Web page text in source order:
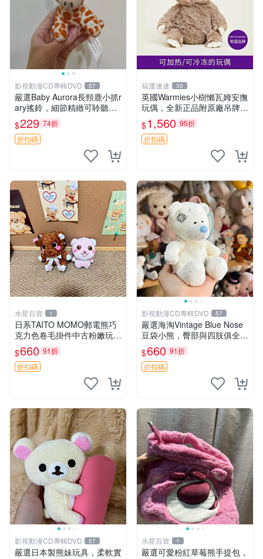
影視動漫CD專輯DVD 57
嚴選Baby Aurora長頸鹿小抓r
ary搖鈴，細節精緻可聆聽清
脆鈴音 軟萌可愛 定制紀念 金
屬搖鈴 新手媽咪推薦 長頸鹿
抓rary 搖鈴
$229 74折
折扣碼
福運連連 30
英國Warmies小樹懶瓦姆安撫
玩偶，全新正品附原廠吊牌與
防塵袋，內藏薰衣草可加熱，
適合各個年齡層，冷暖兩用享
受抱抱樂趣，不容錯過嚴選好
$1,560 95折
折扣碼
水星百貨 1
日系TAITO MOMO郵電熊巧
克力色卷毛掛件中古粉嫩玩偶
微瑕推薦 postpet momo 郵
電熊 中古玩偶
$660 91折
折扣碼
影視動漫CD專輯DVD 57
嚴選海淘Vintage Blue Nose
豆袋小熊，臀部與四肢俱全，
坐高11公分，附原盒與吊牌
收藏。藍鼻子小熊，值得擁有
玩具 憶熊
$660 91折
折扣碼
影視動漫CD專輯DVD 57
嚴選日本製熊妹玩具，柔軟實
水星百貨 1
嚴選可愛粉紅草莓熊手提包，